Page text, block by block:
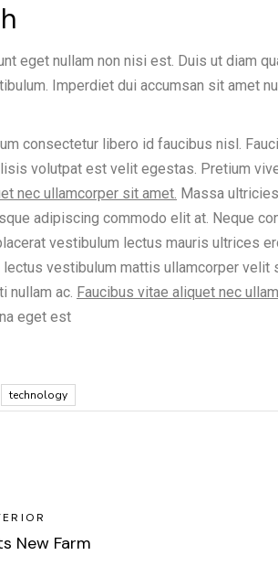
eget nullam non nisi est. Duis ut diam
Imperdiet dui accumsan sit amet
consectetur libero id faucibus nisl.
volutpat est velit egestas. Pretium
nec ullamcorper sit amet. Massa
adipiscing commodo elit at. Neque
vestibulum lectus mauris ultrices
vestibulum mattis ullamcorper velit
nullam ac. Faucibus vitae aliquet nec
eget est
technology
New Farm